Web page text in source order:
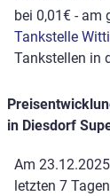
bei 0,01€ - am
Tankstelle
Tankstellen in
in Diesdorf
Am
letzten 7